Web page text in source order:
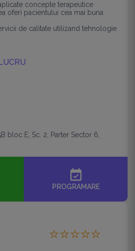
concepte terapeutice
oferi pacientului cea mai buna
de calitate utilizand tehnologie
bloc E, Sc. 2, Parter Sector 6,
event_available
PROGRAMARE